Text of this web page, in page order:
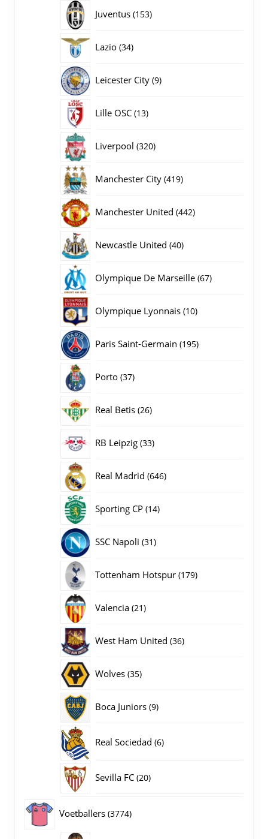
Juventus 153153
Lazio 3434
Leicester City 99
Lille OSC 1313
Liverpool 320320
Manchester City 419419
Manchester United 442442
Newcastle United 4040
Olympique De Marseille 6767
Olympique Lyonnais 1010
Paris Saint-Germain 195195
Porto 3737
Real Betis 2626
RB Leipzig 3333
Real Madrid 646646
Sporting CP 1414
SSC Napoli 3131
Tottenham Hotspur 179179
Valencia 2121
West Ham United 3636
Wolves 3535
Boca Juniors 99
Real Sociedad 66
Sevilla FC 2020
Voetballers 37743774